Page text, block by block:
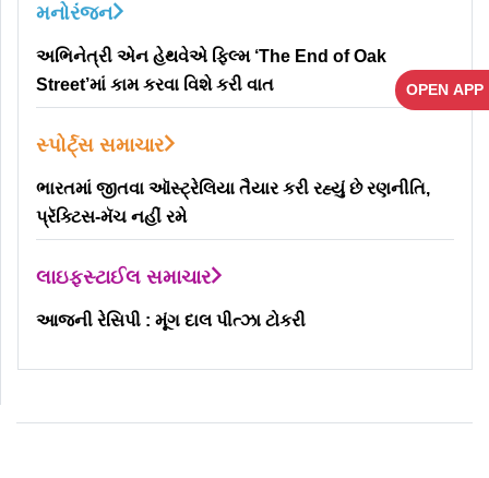
OPEN APP
મનોરંજન
અભિનેત્રી એન હેથવેએ ફિલ્મ ‘The End of Oak
Street’માં કામ કરવા વિશે કરી વાત
સ્પોર્ટ્સ સમાચાર
ભારતમાં જીતવા ઑસ્ટ્રેલિયા તૈયાર કરી રહ્યું છે રણનીતિ,
પ્રૅક્ટિસ-મૅચ નહીં રમે
લાઇફસ્ટાઈલ સમાચાર
આજની રેસિપી : મૂંગ દાલ પીત્ઝા ટોકરી